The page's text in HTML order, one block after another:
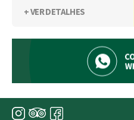
+ VER DETALHES